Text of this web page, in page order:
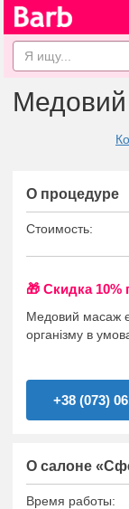
Медовий
О процедуре
Стоимость:
🎁 Cкидка
Медовий масаж
організму в
+38 (073)
О салоне
Время работы: